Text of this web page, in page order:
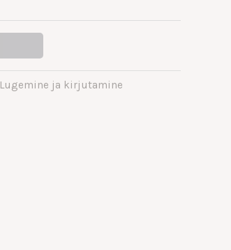
Lugemine ja kirjutamine